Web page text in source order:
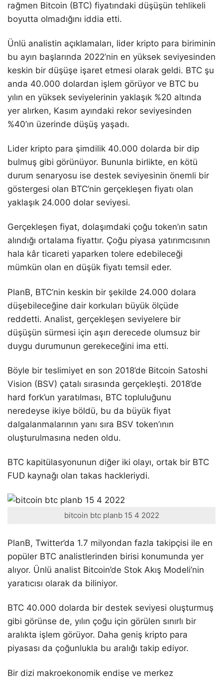
rağmen Bitcoin (BTC) fiyatındaki düşüşün tehlikeli
boyutta olmadığını iddia etti.
Ünlü analistin açıklamaları, lider kripto para biriminin
bu ayın başlarında 2022’nin en yüksek seviyesinden
keskin bir düşüşe işaret etmesi olarak geldi. BTC şu
anda 40.000 dolardan işlem görüyor ve BTC bu
yılın en yüksek seviyelerinin yaklaşık %20 altında
yer alırken, Kasım ayındaki rekor seviyesinden
%40’ın üzerinde düşüş yaşadı.
Lider kripto para şimdilik 40.000 dolarda bir dip
bulmuş gibi görünüyor. Bununla birlikte, en kötü
durum senaryosu ise destek seviyesinin önemli bir
göstergesi olan BTC’nin gerçekleşen fiyatı olan
yaklaşık 24.000 dolar seviyesi.
Gerçekleşen fiyat, dolaşımdaki çoğu token’ın satın
alındığı ortalama fiyattır. Çoğu piyasa yatırımcısının
hala kâr ticareti yaparken tolere edebileceği
mümkün olan en düşük fiyatı temsil eder.
PlanB, BTC’nin keskin bir şekilde 24.000 dolara
düşebileceğine dair korkuları büyük ölçüde
reddetti. Analist, gerçekleşen seviyelere bir
düşüşün sürmesi için aşırı derecede olumsuz bir
duygu durumunun gerekeceğini ima etti.
Böyle bir teslimiyet en son 2018’de Bitcoin Satoshi
Vision (BSV) çatalı sırasında gerçekleşti. 2018’de
hard fork’un yaratılması, BTC topluluğunu
neredeyse ikiye böldü, bu da büyük fiyat
dalgalanmalarının yanı sıra BSV token’ının
oluşturulmasına neden oldu.
BTC kapitülasyonunun diğer iki olayı, ortak bir BTC
FUD kaynağı olan takas hackleriydi.
bitcoin btc planb 15 4 2022
PlanB, Twitter’da 1.7 milyondan fazla takipçisi ile en
popüler BTC analistlerinden birisi konumunda yer
alıyor. Ünlü analist Bitcoin’de Stok Akış Modeli’nin
yaratıcısı olarak da biliniyor.
BTC 40.000 dolarda bir destek seviyesi oluşturmuş
gibi görünse de, yılın çoğu için görülen sınırlı bir
aralıkta işlem görüyor. Daha geniş kripto para
piyasası da çoğunlukla bu aralığı takip ediyor.
Bir dizi makroekonomik endişe ve merkez